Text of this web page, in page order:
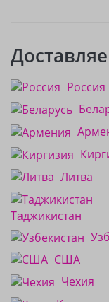
Россия
Литва
Таджикистан
США
Чехия